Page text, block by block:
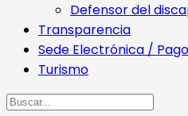
Defensor del
Transparencia
Sede Electrónica /
Turismo
Buscar